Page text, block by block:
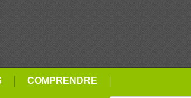
COMPRENDRE